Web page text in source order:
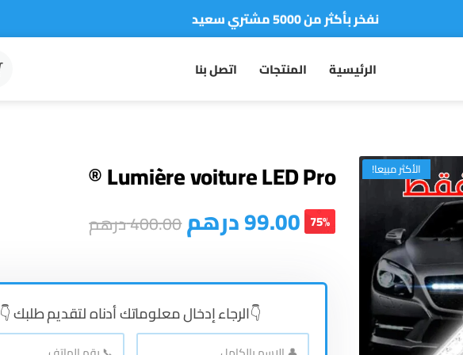
نفخر بأكثر من 5000 مشتري سعيد
الرئيسية المنتجات اتصل بنا
الأكثر مبيعا!
Lumière voiture LED Pro ®
99.00درهم400.00درهم 75%
👇الرجاء إدخال معلوماتك أدناه لتقديم طلبك 👇
👤
📞